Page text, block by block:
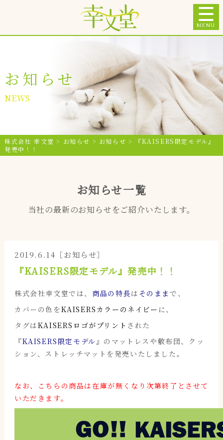
MENU
お知らせ
NEWS
株式会社 幸文堂 > お知らせ > お知らせ >
『KAISERS限定モデル』
発売中！！
お知らせ一覧
当社の最新のお知らせをご紹介いたします。
2019.6.14［お知らせ］
『KAISERS限定モデル』発売中！！
株式会社幸文堂では、 商品の特長は そのまま で、
カバーの色をKAISERSカラーのネイビー に、
タグはKAISERSロゴがプリント された
『KAISERS限定モデル』 のマットレスや敷布団、クッ
ション、ストレッチマットを発売いたしました。
なお、こちらの商品は在庫が無くなり次第終了とさせて
いただきます。